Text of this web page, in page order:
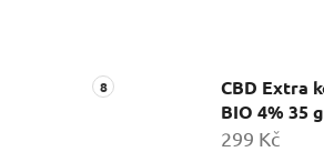
CBD Extra
BIO 4% 35 g
299 Kč